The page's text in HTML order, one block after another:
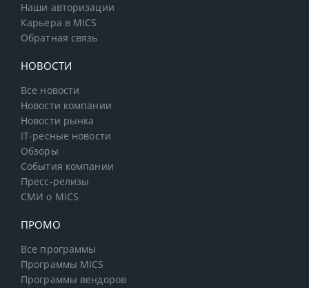
Наши авторизации
Карьера в MICS
Обратная связь
НОВОСТИ
Все новости
Новости компании
Новости рынка
IT-ресные новости
Обзоры
События компании
Пресс-релизы
СМИ о MICS
ПРОМО
Все программы
Программы MICS
Программы вендоров